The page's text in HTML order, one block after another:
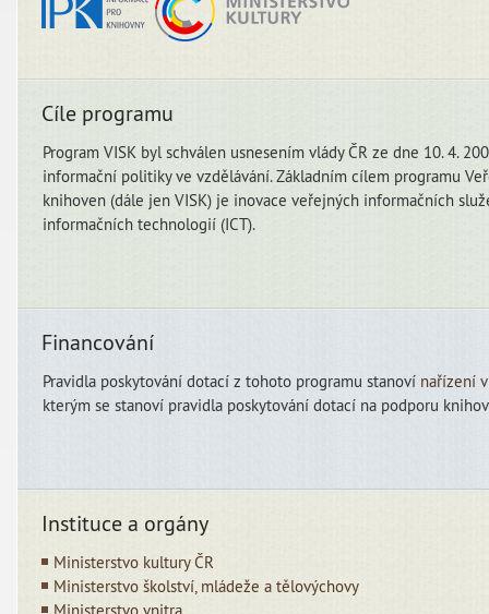
Cíle programu
Program VISK byl schválen usnesením vlády ČR ze dne 10. 4.
informační politiky ve vzdělávání. Základním cílem programu
knihoven (dále jen VISK) je inovace veřejných informačních
informačních technologií (ICT).
Financování
Pravidla poskytování dotací z tohoto programu stanoví nařízení
kterým se stanoví pravidla poskytování dotací na podporu
Instituce a orgány
Ministerstvo kultury ČR
Ministerstvo školství, mládeže a tělovýchovy
Ministerstvo vnitra